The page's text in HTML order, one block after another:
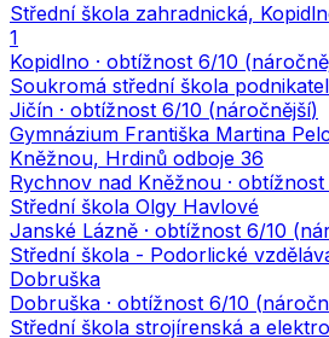
Střední škola zahradnická,
1
Kopidlno · obtížnost 6/10 (
Soukromá střední škola
Jičín · obtížnost 6/10 (náročnější)
Gymnázium Františka Martina
Kněžnou, Hrdinů odboje 36
Rychnov nad Kněžnou · obtížnost
Střední škola Olgy Havlové
Janské Lázně · obtížnost 6/10 (
Střední škola - Podorlické
Dobruška
Dobruška · obtížnost 6/10 (
Střední škola strojírenská a